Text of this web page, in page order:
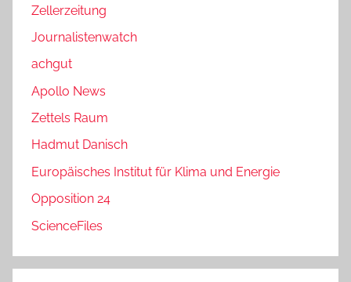
Zellerzeitung
Journalistenwatch
achgut
Apollo News
Zettels Raum
Hadmut Danisch
Europäisches Institut für Klima und Energie
Opposition 24
ScienceFiles